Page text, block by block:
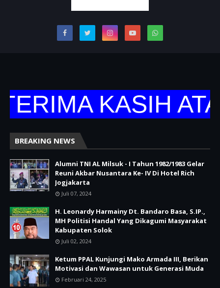
KASIH
BREAKING NEWS
Alumni TNI AL Milsuk - I Tahun 1982/1983 Gelar
Reuni Akbar Nusantara Ke- IV Di Hotel Rich
Jogjakarta
Juli 07, 2024
H. Leonardy Harmainy Dt. Bandaro Basa, S.IP.,
MH Politisi Handal Yang Dikagumi Masyarakat
Kabupaten Solok
Juli 02, 2024
Ketum PPAL Kunjungi Mako Armada III, Berikan
Motivasi dan Wawasan untuk Generasi Muda
Februari 24, 2025